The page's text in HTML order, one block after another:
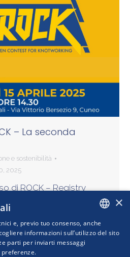
– La seconda
e sostenibilità
2025
di ROCK – Registry
il concorso
nelle filiere con
PMI e startup. ITALIAN
×
e, previo tuo consenso, anche
informazioni sull’utilizzo del sito
parti per inviarti messaggi